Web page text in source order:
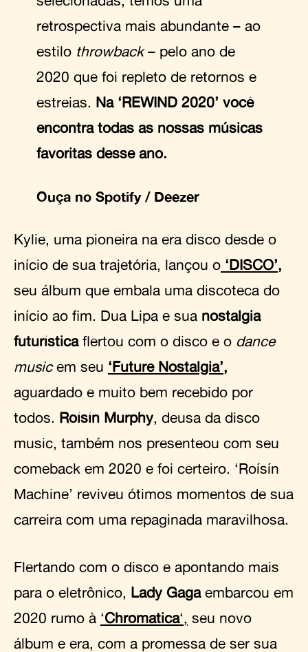
retrospectiva mais abundante – ao
estilo throwback– pelo ano de
2020 que foi repleto de retornos e
estreias. Na ‘REWIND 2020’ você
encontra todas as nossas músicas
favoritas desse ano.
Ouça no Spotify/ Deezer
Kylie, uma pioneira na era disco desde o
início de sua trajetória, lançou o ‘DISCO’,
seu álbum que embala uma discoteca do
início ao fim. Dua Lipa e sua nostalgia
futurística flertou com o disco e o dance
musicem seu ‘Future Nostalgia’,
aguardado e muito bem recebido por
todos. Roísín Murphy , deusa da disco
music, também nos presenteou com seu
comeback em 2020 e foi certeiro. ‘Roísín
Machine’ reviveu ótimos momentos de sua
carreira com uma repaginada maravilhosa.
Flertando com o disco e apontando mais
para o eletrônico, Lady Gaga embarcou em
2020 rumo à ‘Chromatica‘, seu novo
álbum e era, com a promessa de ser sua